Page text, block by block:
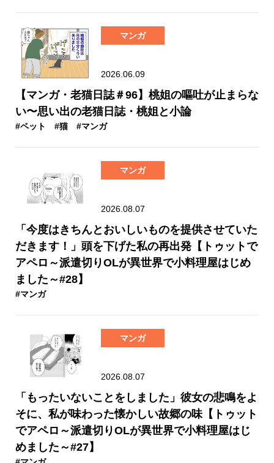
マンガ
2026.06.09
【マンガ・老猫日誌＃96】桃姐の嘔吐が止まらな
い〜思い出の老猫日誌・桃姐と小論
#ペット #猫 #マンガ
マンガ
2026.08.07
「今度はきちんとおいしいものを提供させていた
だきます！」頭を下げた私の再出発【トゥットで
アペロ～派遣切りOLが異世界で小料理屋はじめ
ました～#28】
#マンガ
マンガ
2026.08.07
「もったいないことをしました」彼女の悲鳴をよ
そに、私が味わった懐かしい故郷の味【トゥット
でアペロ～派遣切りOLが異世界で小料理屋はじ
めました～#27】